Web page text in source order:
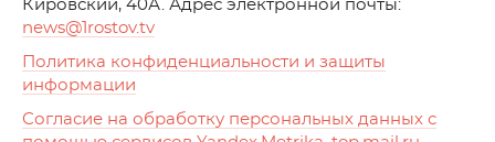
Кировский, 40А. Адрес электронной почты:
news@1rostov.tv
Политика конфиденциальности и защиты
информации
Согласие на обработку персональных данных с